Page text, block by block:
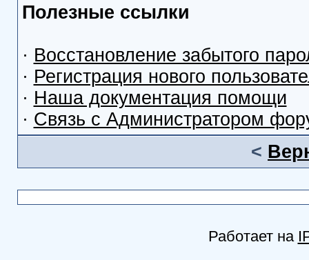
Полезные ссылки
· Восстановление забытого
· Регистрация нового
· Наша документация помощи
· Связь с Администратором
<
Работает на